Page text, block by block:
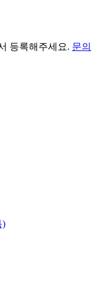
등록해주세요. 문의